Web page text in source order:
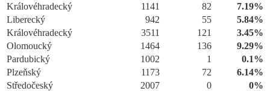
Královéhradecký
1141 82
7.19%
Liberecký
942 55
5.84%
Královéhradecký
3511 121
3.45%
Olomoucký
1464 136
9.29%
Pardubický
1002 1
0.1%
Plzeňský
1173 72
6.14%
Středočeský
2007 0
0%